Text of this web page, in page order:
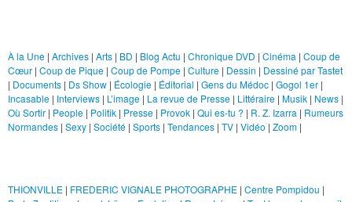
TV
Vidéo
Zoom
À la Une | Archives | Arts | BD | Blog Actu | Chronique DVD | Cinéma | Coup de
Cœur | Coup de Pique | Coup de Pompe | Culture | Dessin | Dessiné par Tastet
| Documents | Ds Show | Écologie | Éditorial | Gens du Médoc | Gogol 1er |
Incasable | Interviews | L’image | La revue de Presse | Littéraire | Musik | News |
Où Sortir | People | Politik | Presse | Provok | Qui es-tu ? | R. Z. Izarra | Rumeurs
Normandes | Sexy | Société | Sports | Tendances | TV | Vidéo | Zoom |
THIONVILLE | FREDERIC VIGNALE PHOTOGRAPHE | Centre Pompidou |